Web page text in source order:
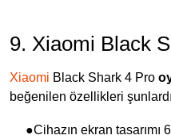
9. Xiaomi Black
Xiaomi Black Shark 4 Pro
beğenilen özellikleri
●Cihazın ekran tasarımı